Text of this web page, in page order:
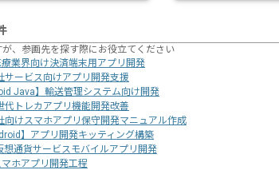
、参画先を探す際にお役立てください
療業界向け決済端末用アプリ開発
サービス向けアプリ開発支援
Java】輸送管理システム向け開発
代トレカアプリ機能開発改善
向けスマホアプリ保守開発マニュアル作成
】アプリ開発キッティング構築
想通貨サービスモバイルアプリ開発
マホアプリ開発工程